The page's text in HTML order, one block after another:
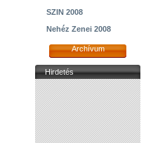
SZIN 2008
Nehéz Zenei 2008
Archívum
Hirdetés